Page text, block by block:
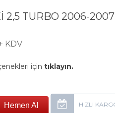
2,5 TURBO 2006-2007
KDV
için tıklayın.